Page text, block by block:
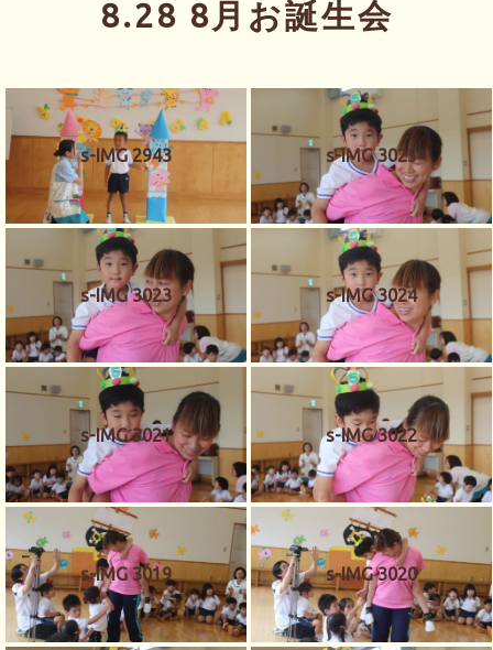
8.28 8月お誕生会
s-IMG 2943 s-IMG 3025
s-IMG 3023 s-IMG 3024
s-IMG 3021 s-IMG 3022
s-IMG 3019 s-IMG 3020